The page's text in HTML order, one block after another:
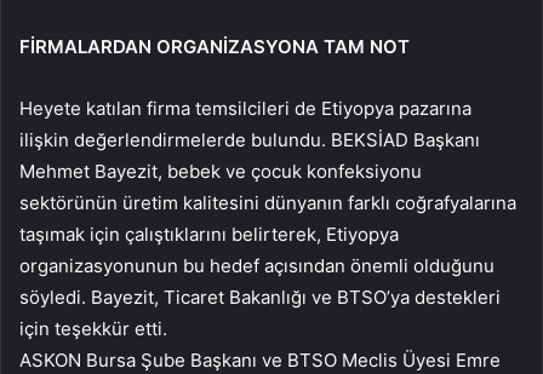
FİRMALARDAN ORGANİZASYONA TAM NOT
Heyete katılan firma temsilcileri de Etiyopya pazarına
ilişkin değerlendirmelerde bulundu. BEKSİAD Başkanı
Mehmet Bayezit, bebek ve çocuk konfeksiyonu
sektörünün üretim kalitesini dünyanın farklı coğrafyalarına
taşımak için çalıştıklarını belirterek, Etiyopya
organizasyonunun bu hedef açısından önemli olduğunu
söyledi. Bayezit, Ticaret Bakanlığı ve BTSO’ya destekleri
için teşekkür etti.
ASKON Bursa Şube Başkanı ve BTSO Meclis Üyesi Emre